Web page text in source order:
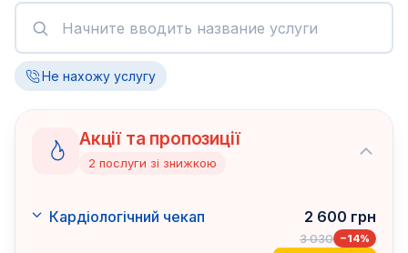
Не нахожу услугу
Акції та пропозиції
2 послуги зі знижкою
Кардіологічний чекап 2 600 грн
3 030 −14%